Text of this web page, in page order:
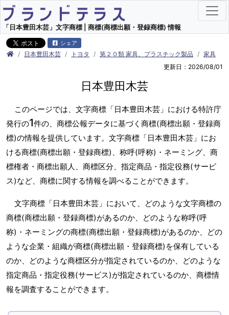
「日本豊田木芸」文字商標 | 商標(商標出願・登録商標) 情報
シェア
日本豊田木芸 トヨタ 第２０類 家具、プラスチック製品
家具
更新日：2026/08/01
日本豊田木芸
このページでは、文字商標「日本豊田木芸」における特許庁
発行の1件の、商標公報データに基づく商標(商標出願・登録商
標)の情報を提供しています。文字商標「日本豊田木芸」にお
ける商標(商標出願・登録商標)、称呼(呼称)・ネーミング、商
標権者・商標出願人、商標区分、指定商品・指定役務(サービ
ス)など、商標に関する情報を調べることができます。
文字商標「日本豊田木芸」において、どのような文字商標の
商標(商標出願・登録商標)があるのか、どのような称呼(呼
称)・ネーミングの商標(商標出願・登録商標)があるのか、どの
ような企業・組織が商標(商標出願・登録商標)を保有している
のか、どのような商標区分が指定されているのか、どのような
指定商品・指定役務(サービス)が指定されているのか、商標情
報を調査することができます。